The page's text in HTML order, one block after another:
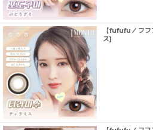
【fufufu／フフ
ス]